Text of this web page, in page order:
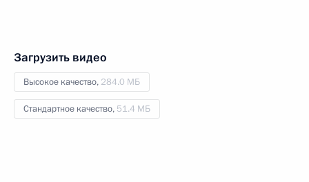
Загрузить видео
Высокое качество, 284.0 МБ
Стандартное качество, 51.4 МБ